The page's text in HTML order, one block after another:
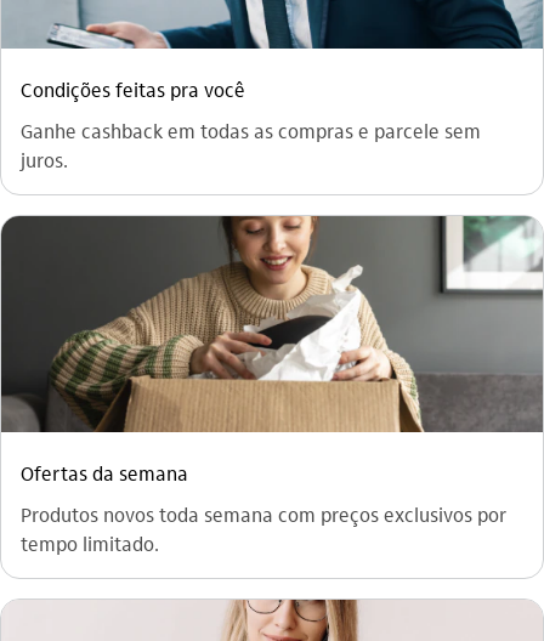
Condições feitas pra você
Ganhe cashback em todas as compras e parcele sem
juros.
Ofertas da semana
Produtos novos toda semana com preços exclusivos por
tempo limitado.